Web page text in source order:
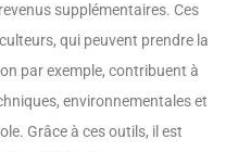
supplémentaires. Ces
qui peuvent prendre la
par exemple, contribuent à
environnementales et
Grâce à ces outils, il est